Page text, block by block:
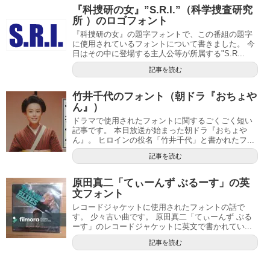
『科捜研の女』”S.R.I.”（科学捜査研究
所 ）のロゴフォント
『科捜研の女』の題字フォントで、この番組の題字
に使用されているフォントについて書きました。 今
日はその中に登場する主人公等が所属する"S.R...
記事を読む
竹井千代のフォント（朝ドラ『おちょや
ん』）
ドラマで使用されたフォントに関するごくごく短い
記事です。 本日放送が始まった朝ドラ『おちょや
ん』。 ヒロインの役名「竹井千代」と書かれたフ...
記事を読む
原田真二「てぃーんず ぶるーす」の英
文フォント
レコードジャケットに使用されたフォントの話で
す。 少々古い曲です。 原田真二「てぃーんず ぶる
ーす」のレコードジャケットに英文で書かれてい...
記事を読む